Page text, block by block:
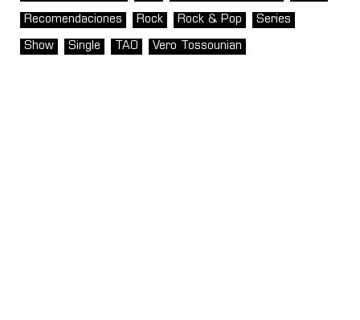
Recomendaciones Rock Rock & Pop Series
Show Single TAO Vero Tossounian